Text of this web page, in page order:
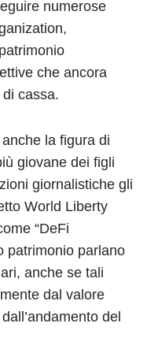
numerose
che ancora
cassa.
la figura di
giovane dei figli
giornalistiche gli
World Liberty
“DeFi
patrimonio parlano
anche se tali
dal valore
del